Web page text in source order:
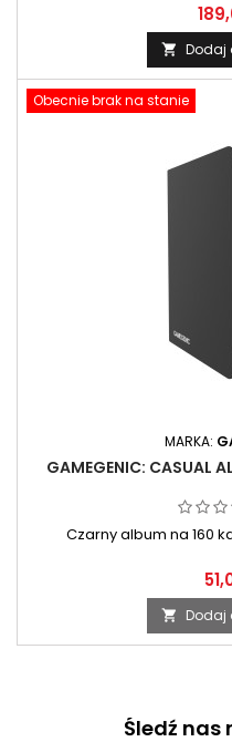
 Dodaj
Obecnie brak na stanie
MARKA:
GAMEGENIC: CASUAL
Czarny album na 160
 Dodaj
Śledź nas